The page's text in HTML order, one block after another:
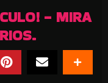
- MIRA